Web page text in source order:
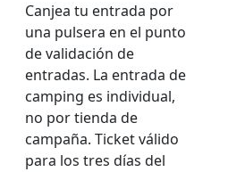
Canjea tu entrada por
una pulsera en el punto
de validación de
entradas. La entrada de
camping es individual,
no por tienda de
campaña. Ticket válido
para los tres días del